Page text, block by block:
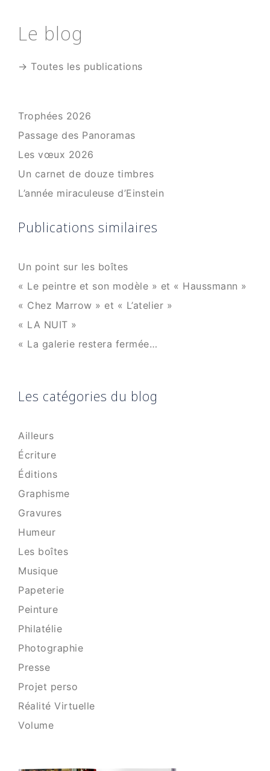
Le blog
→ Toutes les publications
Trophées 2026
Passage des Panoramas
Les vœux 2026
Un carnet de douze timbres
L’année miraculeuse d’Einstein
Publications similaires
Un point sur les boîtes
« Le peintre et son modèle » et « Haussmann »
« Chez Marrow » et « L’atelier »
« LA NUIT »
« La galerie restera fermée…
Les catégories du blog
Ailleurs
Écriture
Éditions
Graphisme
Gravures
Humeur
Les boîtes
Musique
Papeterie
Peinture
Philatélie
Photographie
Presse
Projet perso
Réalité Virtuelle
Volume